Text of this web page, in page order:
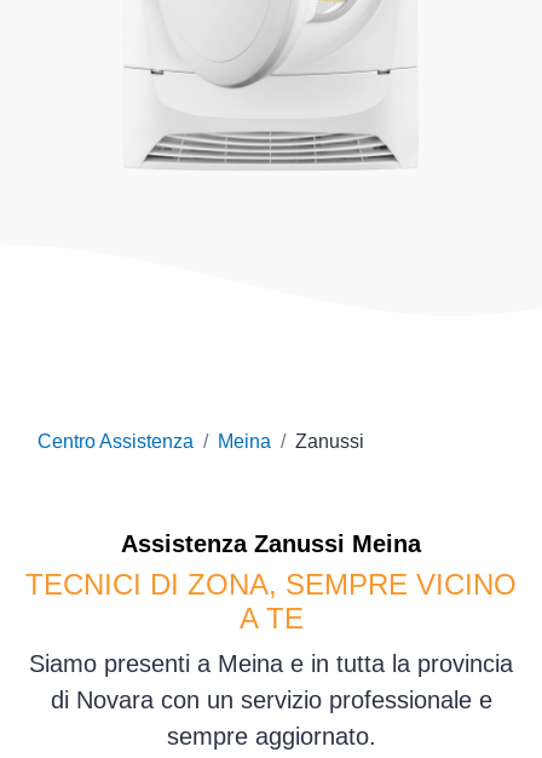
Centro Assistenza Meina Zanussi
Assistenza Zanussi Meina
TECNICI DI ZONA, SEMPRE VICINO
A TE
Siamo presenti a Meina e in tutta la provincia
di Novara con un servizio professionale e
sempre aggiornato.